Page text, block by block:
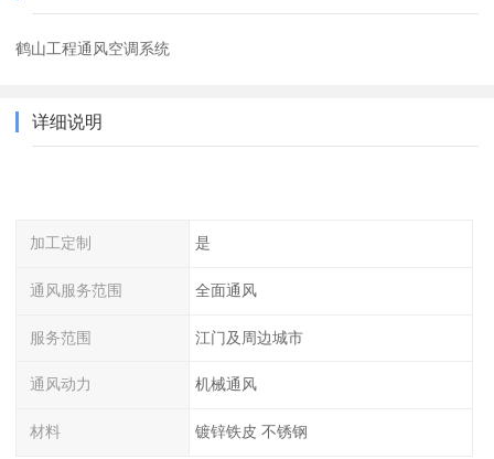
鹤山工程通风空调系统
详细说明
加工定制 是
通风服务范围 全面通风
服务范围 江门及周边城市
通风动力 机械通风
材料 镀锌铁皮 不锈钢